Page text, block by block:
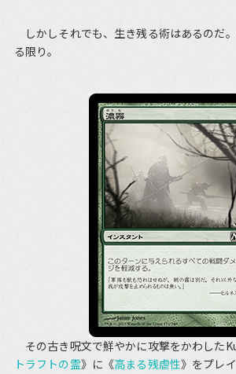
しかしそれでも、生き残る術はあるのだ
る限り。
その古き呪文で鮮やかに攻撃をかわした
トラフトの霊》に《高まる残虐性》をプレ